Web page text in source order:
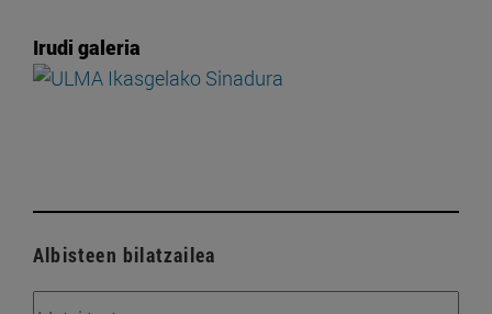
Irudi galeria
Albisteen bilatzailea